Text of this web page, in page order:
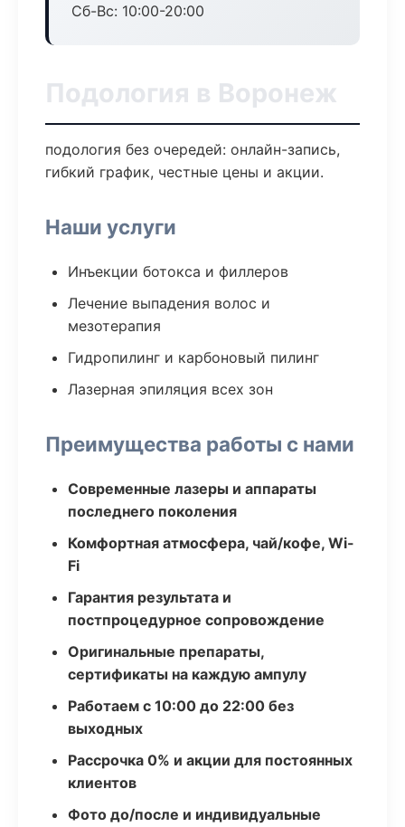
Сб-Вс: 10:00-20:00
Подология в Воронеж
подология без очередей: онлайн-запись,
гибкий график, честные цены и акции.
Наши услуги
Инъекции ботокса и филлеров
Лечение выпадения волос и
мезотерапия
Гидропилинг и карбоновый пилинг
Лазерная эпиляция всех зон
Преимущества работы с нами
Современные лазеры и аппараты
последнего поколения
Комфортная атмосфера, чай/кофе, Wi-
Fi
Гарантия результата и
постпроцедурное сопровождение
Оригинальные препараты,
сертификаты на каждую ампулу
Работаем с 10:00 до 22:00 без
выходных
Рассрочка 0% и акции для постоянных
клиентов
Фото до/после и индивидуальные